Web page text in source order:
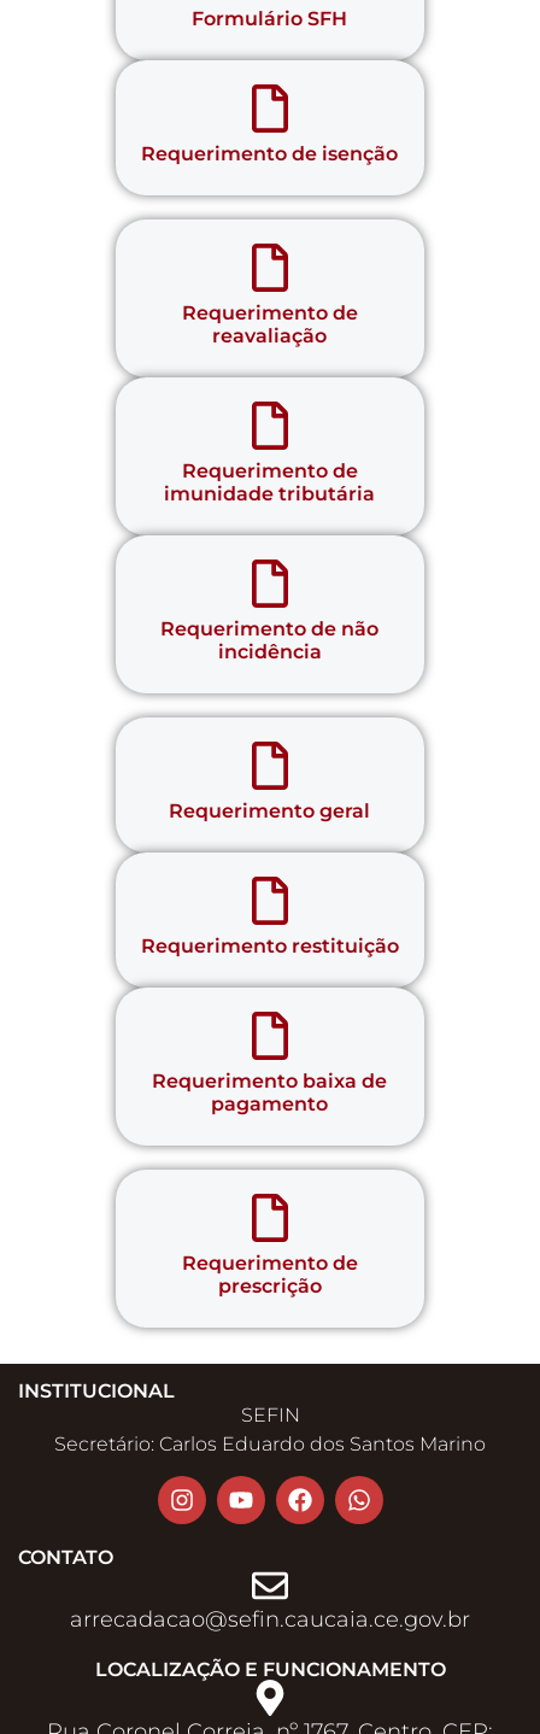
Formulário SFH
Requerimento de isenção
Requerimento de
reavaliação
Requerimento de
imunidade tributária
Requerimento de não
incidência
Requerimento geral
Requerimento restituição
Requerimento baixa de
pagamento
Requerimento de
prescrição
INSTITUCIONAL
SEFIN
Secretário: Carlos Eduardo dos Santos Marino
CONTATO
arrecadacao@sefin.caucaia.ce.gov.br​
LOCALIZAÇÃO E FUNCIONAMENTO